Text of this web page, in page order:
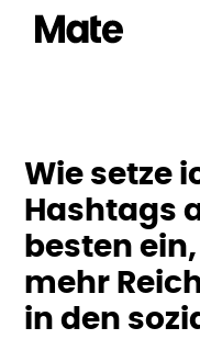
Wie setze
Hashtags
besten
mehr
in den